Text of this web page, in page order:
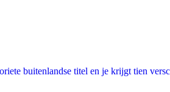
buitenlandse titel en je krijgt tien